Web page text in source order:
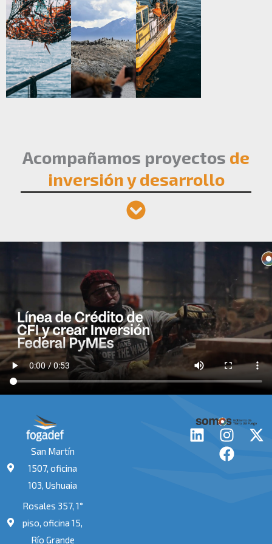
Acompañamos proyectos de
inversión y desarrollo
San Martín
1507, oficina
103, Ushuaia
Rosales 357, 1°
piso, oficina 15,
Río Grande
L
I
n
s
X
F
a
c